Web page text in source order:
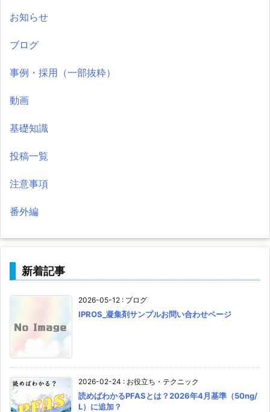
お知らせ
ブログ
事例・採用（一部抜粋）
動画
基礎知識
投稿一覧
注意事項
番外編
新着記事
2026-05-12 : ブログ
IPROS_凝集剤サンプルお問い合わせページ
2026-02-24 : お役立ち・テクニック
読めばわかるPFASとは？2026年4月基準（50ng/
L）に追加？